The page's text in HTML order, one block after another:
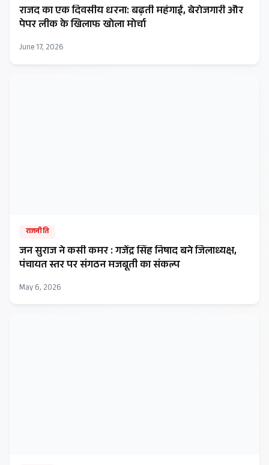
राजद का एक दिवसीय धरना: बढ़ती महंगाई, बेरोजगारी और
पेपर लीक के खिलाफ खोला मोर्चा
June 17, 2026
राजनीति
जन सुराज ने कसी कमर : गजेंद्र सिंह निषाद बने जिलाध्यक्ष,
पंचायत स्तर पर संगठन मजबूती का संकल्प
May 6, 2026